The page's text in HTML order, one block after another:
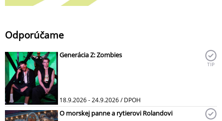
Odporúčame
Generácia Z: Zombies
18.9.2026 - 24.9.2026 / DPOH
TIP
O morskej panne a rytierovi Rolandovi